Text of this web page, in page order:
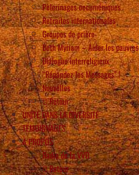
Pèlerinages oecuméniques
Retraites internationales
Groupes de prière
Beth Myriam – Aider les pauvres
Dialogue interreligieux
“Répandez les Messages” !
Nouvelles
Retour
UNITÉ DANS LA DIVERSITÉ
TÉMOIGNAGES
À PROPOS
Radio de la VVD
Retour